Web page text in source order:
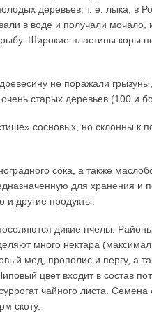
деревьев, т. е. лыка, в
в воде и получали мочало,
Широкие пластины коры
не поражали
старых деревьев (100 и
сосновых, но склонны к
сока, а также
для хранения и
другие продукты.
дикие пчелы.
много нектара
мед, прополис и пергу, а
цвет входит в состав
чайного листа.
скоту.